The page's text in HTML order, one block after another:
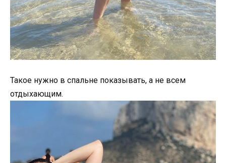
Такое нужно в спальне показывать, а не всем
отдыхающим.